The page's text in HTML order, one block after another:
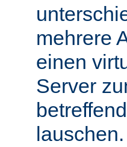
mehrere
einen
Server